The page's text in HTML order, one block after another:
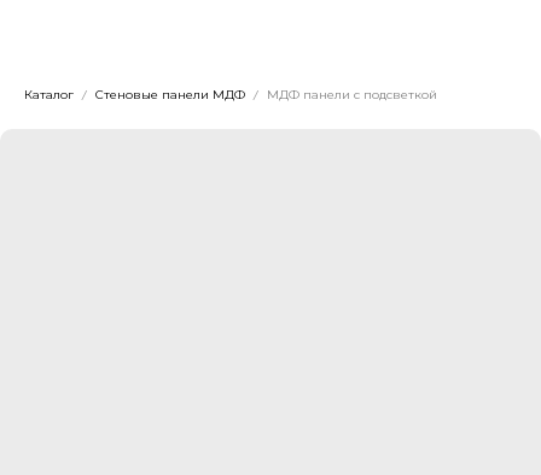
Каталог Стеновые панели МДФ МДФ панели с подсветкой